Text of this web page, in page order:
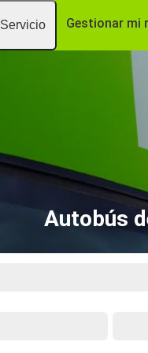
Servicio Gestionar mi
Autobús